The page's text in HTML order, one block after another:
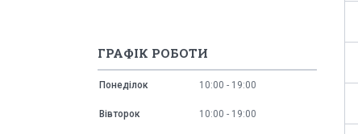
ГРАФІК РОБОТИ
Понеділок 10:00 19:00
Вівторок 10:00 19:00